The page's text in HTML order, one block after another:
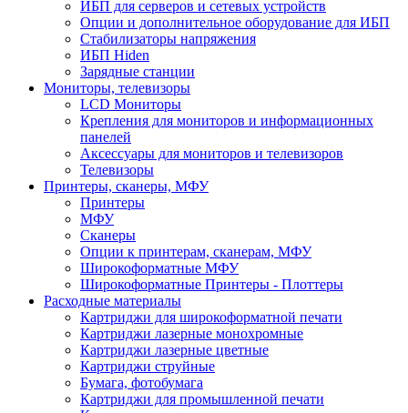
ИБП для серверов и сетевых устройств
Опции и дополнительное оборудование для ИБП
Стабилизаторы напряжения
ИБП Hiden
Зарядные станции
Мониторы, телевизоры
LCD Мониторы
Крепления для мониторов и информационных
панелей
Аксессуары для мониторов и телевизоров
Телевизоры
Принтеры, сканеры, МФУ
Принтеры
МФУ
Сканеры
Опции к принтерам, сканерам, МФУ
Широкоформатные МФУ
Широкоформатные Принтеры - Плоттеры
Расходные материалы
Картриджи для широкоформатной печати
Картриджи лазерные монохромные
Картриджи лазерные цветные
Картриджи струйные
Бумага, фотобумага
Картриджи для промышленной печати